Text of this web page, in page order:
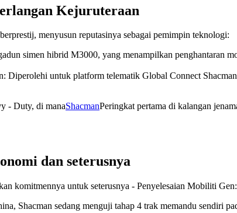
Kejuruteraan
menyusun reputasinya sebagai pemimpin teknologi:
simen hibrid M3000, yang menampilkan penghantaran
untuk platform telematik Global Connect
- Duty, di manaShacmanPeringkat pertama di kalangan
dan seterusnya
komitmennya untuk seterusnya - Penyelesaian Mobiliti Gen:
Shacman sedang menguji tahap 4 trak memandu sendiri